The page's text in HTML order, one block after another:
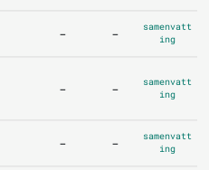
- -
samenvatt
ing
- -
samenvatt
ing
- -
samenvatt
ing